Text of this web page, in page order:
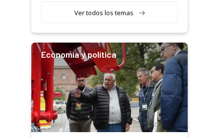
Ver todos los temas
Economía y política